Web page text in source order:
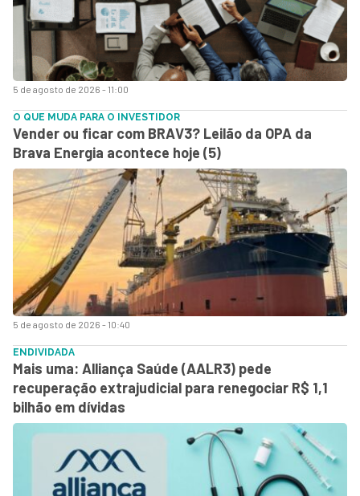
5 de agosto de 2026 - 11:00
5 de agosto de 2026 - 10:40
O QUE MUDA PARA O INVESTIDOR
Vender ou ficar com BRAV3? Leilão da OPA da
Brava Energia acontece hoje (5)
ENDIVIDADA
Mais uma: Alliança Saúde (AALR3) pede
recuperação extrajudicial para renegociar R$ 1,1
bilhão em dívidas